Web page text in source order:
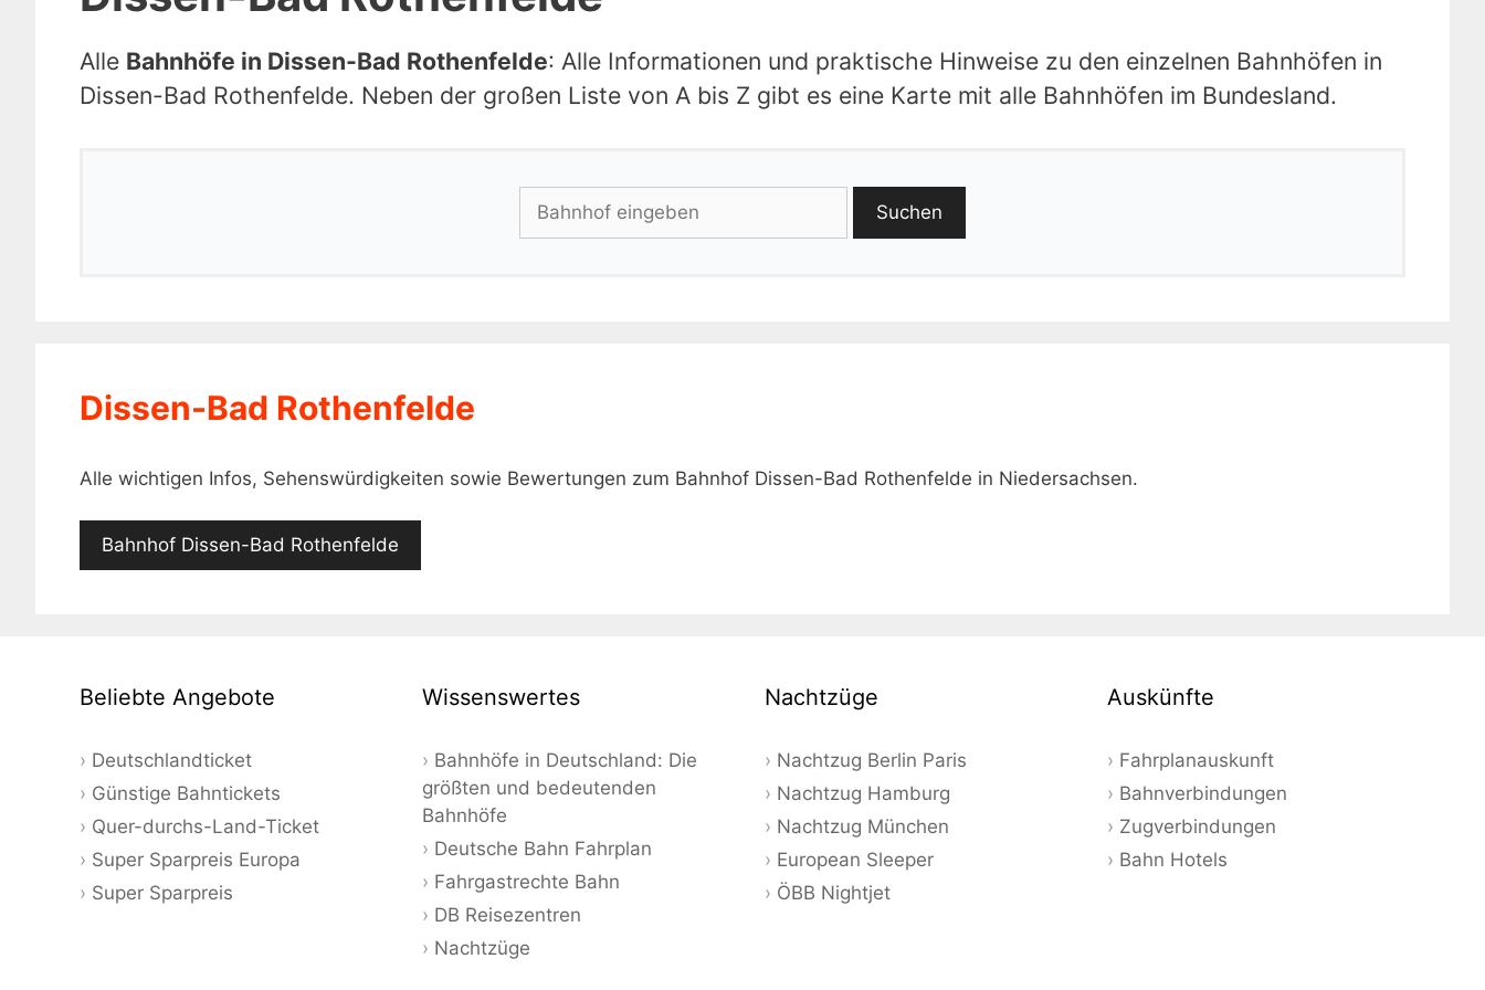
Alle Bahnhöfe in Dissen-Bad Rothenfelde: Alle Informationen und praktische Hinweise zu den einzelnen Bahnhöfen in
Dissen-Bad Rothenfelde. Neben der großen Liste von A bis Z gibt es eine Karte mit alle Bahnhöfen im Bundesland.
Suchen
Dissen-Bad Rothenfelde
Alle wichtigen Infos, Sehenswürdigkeiten sowie Bewertungen zum Bahnhof Dissen-Bad Rothenfelde in Niedersachsen.
Bahnhof Dissen-Bad Rothenfelde
Beliebte Angebote
Deutschlandticket
Günstige Bahntickets
Quer-durchs-Land-Ticket
Super Sparpreis Europa
Super Sparpreis
Wissenswertes
Bahnhöfe in Deutschland: Die
größten und bedeutenden
Bahnhöfe
Deutsche Bahn Fahrplan
Fahrgastrechte Bahn
DB Reisezentren
Nachtzüge
Nachtzüge
Nachtzug Berlin Paris
Nachtzug Hamburg
Nachtzug München
European Sleeper
ÖBB Nightjet
Auskünfte
Fahrplanauskunft
Bahnverbindungen
Zugverbindungen
Bahn Hotels